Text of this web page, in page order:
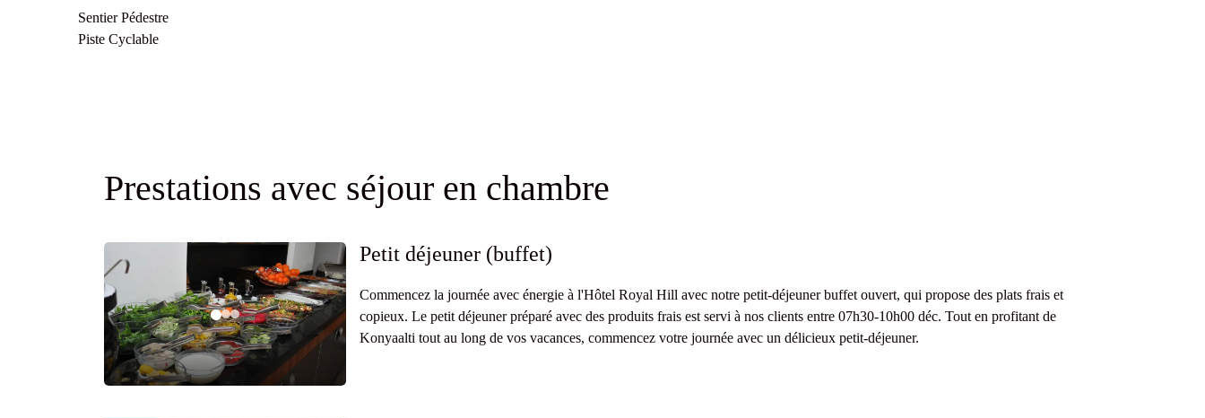
Sentier Pédestre
Piste Cyclable
Prestations avec séjour en chambre
Petit déjeuner (buffet)
Commencez la journée avec énergie à l'Hôtel Royal Hill avec notre petit-déjeuner buffet ouvert, qui propose des plats frais et
copieux. Le petit déjeuner préparé avec des produits frais est servi à nos clients entre 07h30-10h00 déc. Tout en profitant de
Konyaalti tout au long de vos vacances, commencez votre journée avec un délicieux petit-déjeuner.